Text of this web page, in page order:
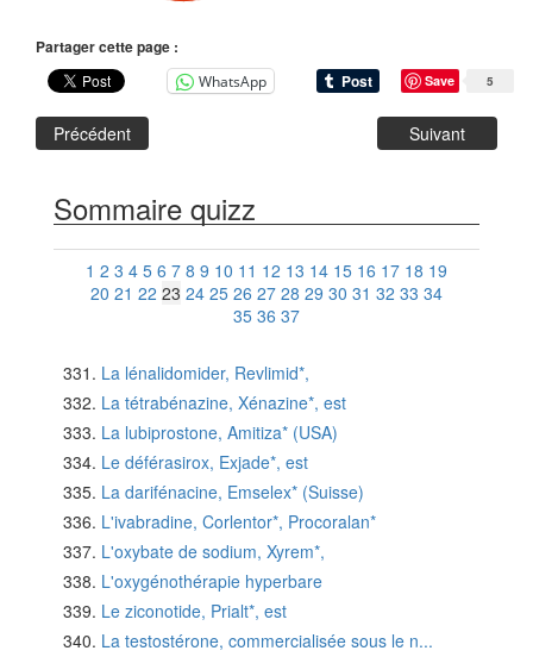
Partager cette page :
WhatsApp 5
Save
Précédent Suivant
Sommaire quizz
1 2 3 4 5 6 7 8 9 10 11 12 13 14 15 16 17 18 19
20 21 22 23 24 25 26 27 28 29 30 31 32 33 34
35 36 37
La lénalidomider, Revlimid*,
La tétrabénazine, Xénazine*, est
La lubiprostone, Amitiza* (USA)
Le déférasirox, Exjade*, est
La darifénacine, Emselex* (Suisse)
L'ivabradine, Corlentor*, Procoralan*
L'oxybate de sodium, Xyrem*,
L'oxygénothérapie hyperbare
Le ziconotide, Prialt*, est
La testostérone, commercialisée sous le n...